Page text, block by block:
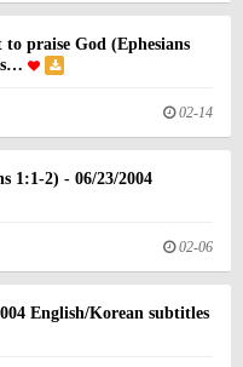
to praise God (Ephesians
s…
02-14
1:1-2) - 06/23/2004
02-06
English/Korean subtitles